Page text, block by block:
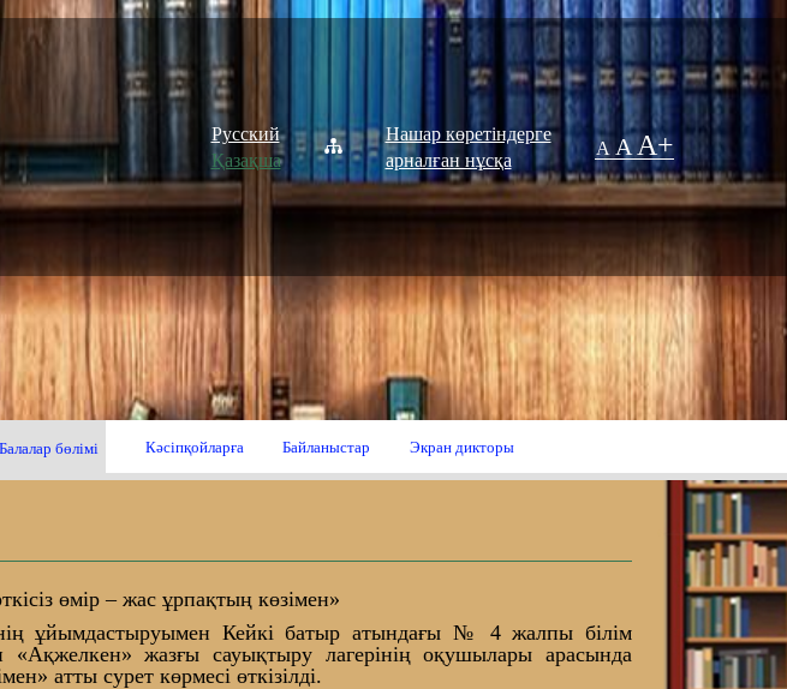
Русский
Қазақша
Нашар көретіндерге
арналған нұсқа
A A A+
Балалар бөлімі Кәсіпқойларға Байланыстар Экран дикторы
өмір – жас ұрпақтың көзімен»
ұйымдастыруымен Кейкі батыр атындағы № 4 жалпы білім
«Ақжелкен» жазғы сауықтыру лагерінің оқушылары арасында
атты сурет көрмесі өткізілді.